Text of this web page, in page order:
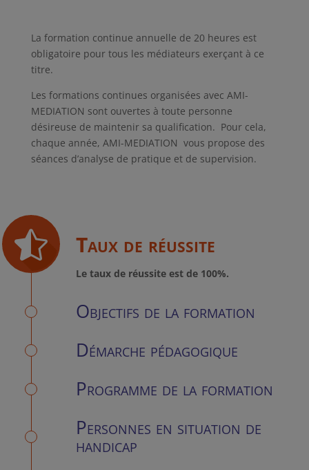
La formation continue annuelle de 20 heures est
obligatoire pour tous les médiateurs exerçant à ce
titre.
Les formations continues organisées avec AMI-
MEDIATION sont ouvertes à toute personne
désireuse de maintenir sa qualification. Pour cela,
chaque année, AMI-MEDIATION vous propose des
séances d’analyse de pratique et de supervision.
Taux de réussite
Le taux de réussite est de 100%.
Objectifs de la formation
Démarche pédagogique
Programme de la formation
Personnes en situation de
handicap